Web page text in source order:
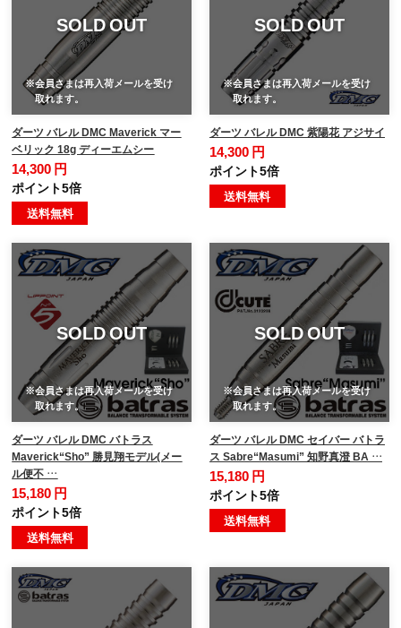
SOLD OUT
※会員さまは再入荷メールを受け
取れます。
ダーツ バレル DMC Maverick マー
ベリック 18g ディーエムシー
14,300 円
ポイント5倍
送料無料
SOLD OUT
※会員さまは再入荷メールを受け
取れます。
ダーツ バレル DMC 紫陽花 アジサイ
14,300 円
ポイント5倍
送料無料
SOLD OUT
※会員さまは再入荷メールを受け
取れます。
ダーツ バレル DMC バトラス
Maverick“Sho” 勝見翔モデル(メー
ル便不 …
15,180 円
ポイント5倍
送料無料
SOLD OUT
※会員さまは再入荷メールを受け
取れます。
ダーツ バレル DMC セイバー バトラ
ス Sabre“Masumi” 知野真澄 BA …
15,180 円
ポイント5倍
送料無料